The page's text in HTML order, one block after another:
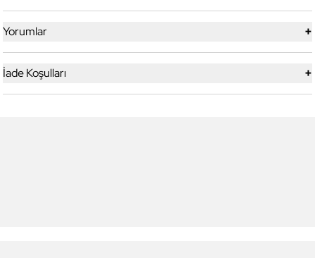
Yorumlar +
İade Koşulları +